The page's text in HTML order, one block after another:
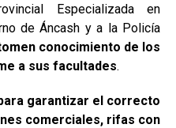
Especializada en
de Áncash y a la Policía
conocimiento de los
a sus facultades.
garantizar el correcto
comerciales, rifas con